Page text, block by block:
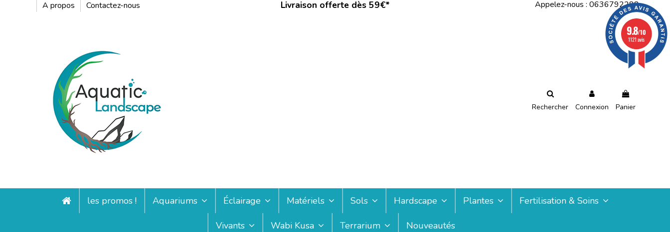
A propos Contactez-nous Livraison offerte dès 59€* Appelez-nous : 0636792288
Rechercher Connexion Panier
les promos ! Aquariums Éclairage Matériels Sols Hardscape Plantes Fertilisation & Soins
Vivants Wabi Kusa Terrarium Nouveautés
9.8/10
1121 avis